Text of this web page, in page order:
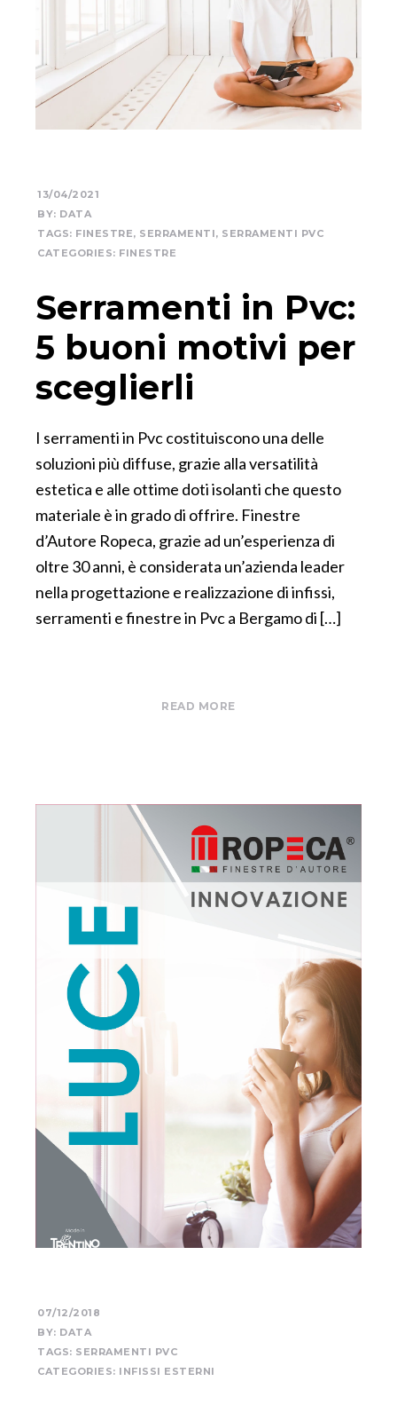
13/04/2021
BY: DATA
TAGS: FINESTRE, SERRAMENTI, SERRAMENTI PVC
CATEGORIES: FINESTRE
Serramenti in Pvc:
5 buoni motivi per
sceglierli
I serramenti in Pvc costituiscono una delle
soluzioni più diffuse, grazie alla versatilità
estetica e alle ottime doti isolanti che questo
materiale è in grado di offrire. Finestre
d’Autore Ropeca, grazie ad un’esperienza di
oltre 30 anni, è considerata un’azienda leader
nella progettazione e realizzazione di infissi,
serramenti e finestre in Pvc a Bergamo di […]
READ MORE
07/12/2018
BY: DATA
TAGS: SERRAMENTI PVC
CATEGORIES: INFISSI ESTERNI